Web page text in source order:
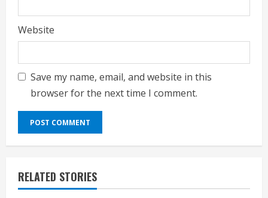
Website
Save my name, email, and website in this
browser for the next time I comment.
RELATED STORIES